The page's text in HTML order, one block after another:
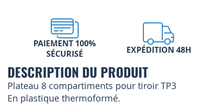
PAIEMENT 100%
SÉCURISÉ
EXPÉDITION 48H
DESCRIPTION DU PRODUIT
Plateau 8 compartiments pour tiroir TP3
En plastique thermoformé.